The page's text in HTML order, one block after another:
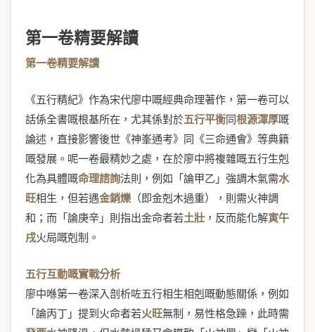
第一卷精要解讀
第一卷精要解讀
《五行精紀》作為宋代廖中嘅經典命理著作，第一卷可以
話係全書嘅根基所在，尤其係對於五行平衡同根源渾厚嘅
論述，直接影響後世《神峯通考》同《三命通會》等典籍
嘅發展。呢一卷最精妙之處，在於廖中將複雜嘅五行生剋
化為具體嘅命理諮詢法則，例如「論甲乙」強調木氣需水
旺相生，但若遇金銷爍 （即金剋木過重），則需火神調
和；而「論庚辛」則指出金命者若土壯，反而能化解寅午
戌火局嘅剋制。
五行互動嘅實戰分析
廖中喺第一卷深入剖析咗五行相生相剋嘅動態關係，例如
「論丙丁」提到火命者若火旺無制，易性格急躁，此時需